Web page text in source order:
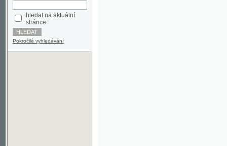
Pokročilé vyhledávání